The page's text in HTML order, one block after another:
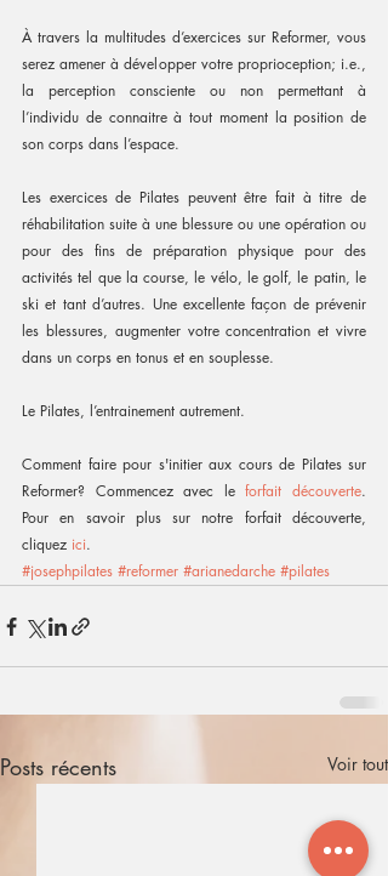
À travers la multitudes d’exercices sur Reformer, vous
serez amener à développer votre proprioception; i.e.,
la perception consciente ou non permettant à
l’individu de connaitre à tout moment la position de
son corps dans l’espace.
Les exercices de Pilates peuvent être fait à titre de
réhabilitation suite à une blessure ou une opération ou
pour des fins de préparation physique pour des
activités tel que la course, le vélo, le golf, le patin, le
ski et tant d’autres. Une excellente façon de prévenir
les blessures, augmenter votre concentration et vivre
dans un corps en tonus et en souplesse.
Le Pilates, l’entrainement autrement.
Comment faire pour s'initier aux cours de Pilates sur
Reformer? Commencez avec le forfait découverte.
Pour en savoir plus sur notre forfait découverte,
cliquez ici.
#josephpilates #reformer #arianedarche #pilates
Posts récents Voir tout